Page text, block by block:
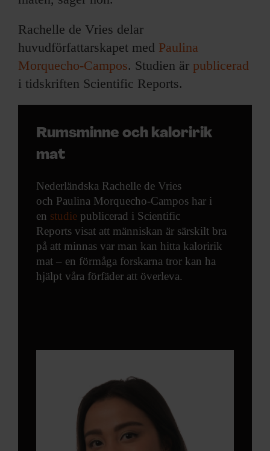
Rachelle de Vries delar
huvudförfattarskapet med Paulina
Morquecho‐Campos. Studien är publicerad
i tidskriften Scientific Reports.
Rumsminne och kaloririk
mat
Nederländska Rachelle de Vries
och Paulina Morquecho‐Campos har i
en studie publicerad i Scientific
Reports visat att människan är särskilt bra
på att minnas var man kan hitta kaloririk
mat – en förmåga forskarna tror kan ha
hjälpt våra förfäder att överleva.